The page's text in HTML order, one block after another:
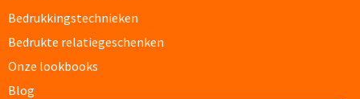
Wekkers bedrukken
Wandklokken bedrukken
Bedrukkingstechnieken
Bedrukte relatiegeschenken
Onze lookbooks
Blog